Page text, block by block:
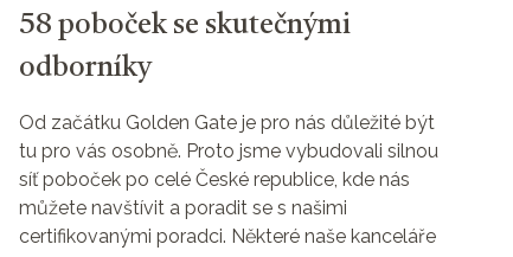
58 poboček se skutečnými
odborníky
Od začátku Golden Gate je pro nás důležité být
tu pro vás osobně. Proto jsme vybudovali silnou
síť poboček po celé České republice, kde nás
můžete navštívit a poradit se s našimi
certifikovanými poradci. Některé naše kanceláře